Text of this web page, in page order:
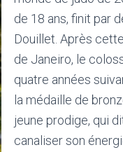
de 18 ans, finit par
Douillet. Après
de Janeiro, le
quatre années
la médaille de
jeune prodige, qui
canaliser son